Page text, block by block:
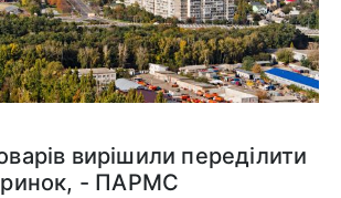
вирішили переділити
ринок, - ПАРМС